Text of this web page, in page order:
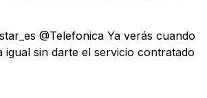
@Telefonica Ya verás cuando
igual sin darte el servicio contratado